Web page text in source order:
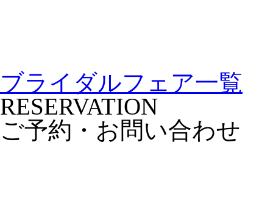
ブライダルフェア一覧
RESERVATION
ご予約・お問い合わせ